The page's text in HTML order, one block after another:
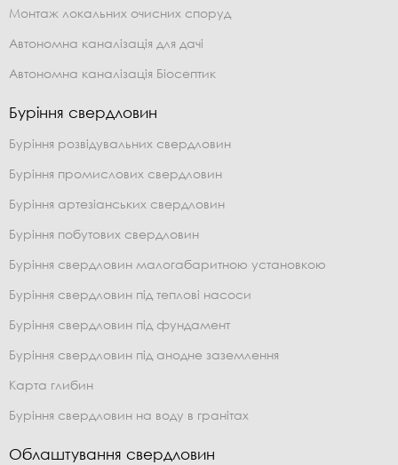
Монтаж локальних очисних споруд
Автономна каналізація для дачі
Автономна каналізація Біосептик
Буріння свердловин
Буріння розвідувальних свердловин
Буріння промислових свердловин
Буріння артезіанських свердловин
Буріння побутових свердловин
Буріння свердловин малогабаритною установкою
Буріння свердловин під теплові насоси
Буріння свердловин під фундамент
Буріння свердловин під анодне заземлення
Карта глибин
Буріння свердловин на воду в гранітах
Облаштування свердловин